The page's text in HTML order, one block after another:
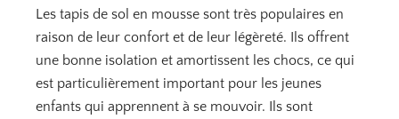
Les tapis de sol en mousse sont très populaires en
raison de leur confort et de leur légèreté. Ils offrent
une bonne isolation et amortissent les chocs, ce qui
est particulièrement important pour les jeunes
enfants qui apprennent à se mouvoir. Ils sont